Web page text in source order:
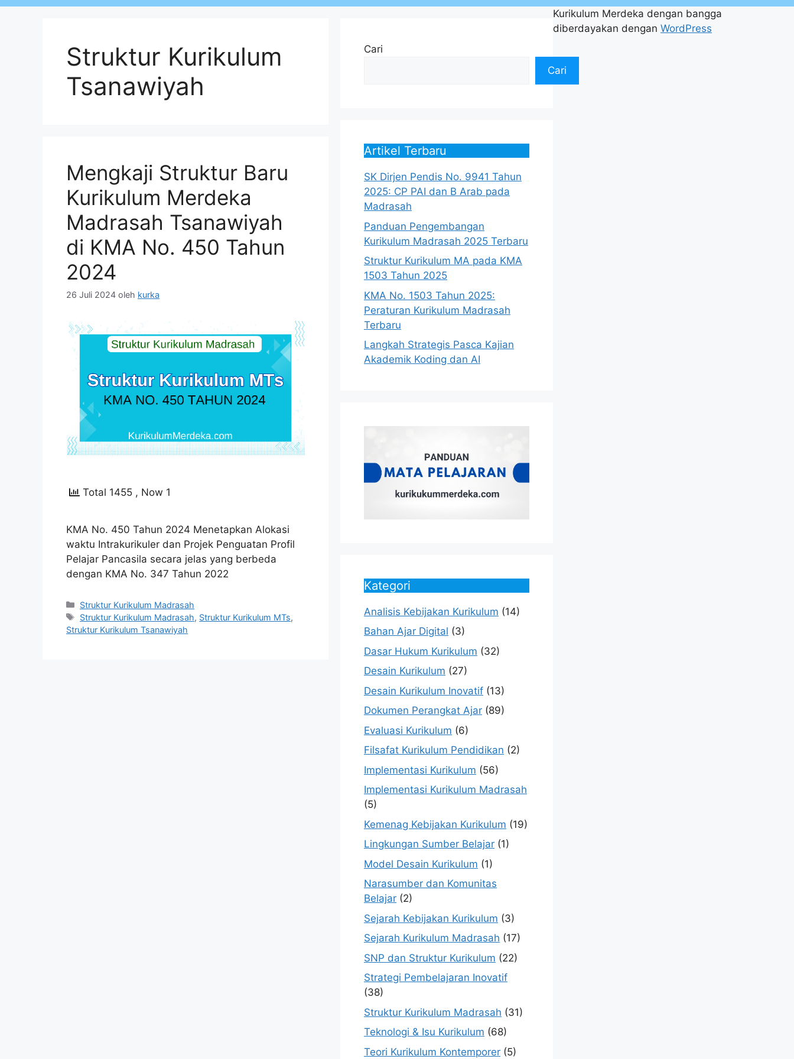
Struktur Kurikulum
Tsanawiyah
Mengkaji Struktur Baru
Kurikulum Merdeka
Madrasah Tsanawiyah
di KMA No. 450 Tahun
2024
26 Juli 2024 oleh kurka
Total 1455 , Now 1
KMA No. 450 Tahun 2024 Menetapkan Alokasi
waktu Intrakurikuler dan Projek Penguatan Profil
Pelajar Pancasila secara jelas yang berbeda
dengan KMA No. 347 Tahun 2022
Kategori
Struktur Kurikulum Madrasah
Tag
Struktur Kurikulum Madrasah, Struktur Kurikulum MTs,
Struktur Kurikulum Tsanawiyah
Cari
Cari
Artikel Terbaru
SK Dirjen Pendis No. 9941 Tahun
2025: CP PAI dan B Arab pada
Madrasah
Panduan Pengembangan
Kurikulum Madrasah 2025 Terbaru
Struktur Kurikulum MA pada KMA
1503 Tahun 2025
KMA No. 1503 Tahun 2025:
Peraturan Kurikulum Madrasah
Terbaru
Langkah Strategis Pasca Kajian
Akademik Koding dan AI
Kategori
Analisis Kebijakan Kurikulum (14)
Bahan Ajar Digital (3)
Dasar Hukum Kurikulum (32)
Desain Kurikulum (27)
Desain Kurikulum Inovatif (13)
Dokumen Perangkat Ajar (89)
Evaluasi Kurikulum (6)
Filsafat Kurikulum Pendidikan (2)
Implementasi Kurikulum (56)
Implementasi Kurikulum Madrasah
(5)
Kemenag Kebijakan Kurikulum (19)
Lingkungan Sumber Belajar (1)
Model Desain Kurikulum (1)
Narasumber dan Komunitas
Belajar (2)
Sejarah Kebijakan Kurikulum (3)
Sejarah Kurikulum Madrasah (17)
SNP dan Struktur Kurikulum (22)
Strategi Pembelajaran Inovatif
(38)
Struktur Kurikulum Madrasah (31)
Teknologi & Isu Kurikulum (68)
Teori Kurikulum Kontemporer (5)
Kurikulum Merdeka dengan bangga
diberdayakan dengan WordPress